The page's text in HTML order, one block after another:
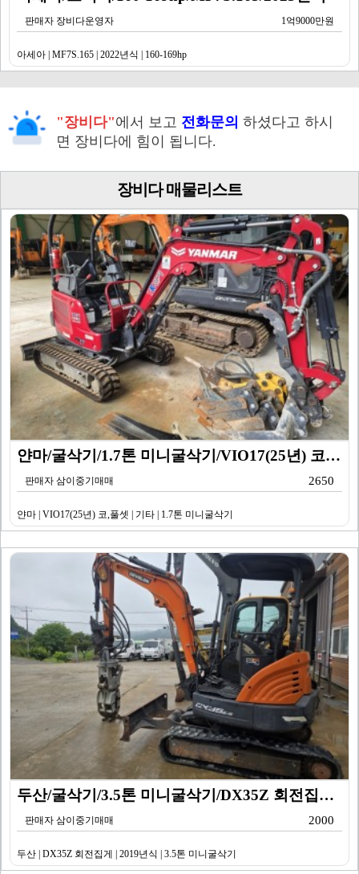
판매자 장비다운영자 1억9000만원
아세아 | MF7S.165 | 2022년식 | 160-169hp
"장비다"에서 보고 전화문의 하셨다고 하시
면 장비다에 힘이 됩니다.
장비다 매물리스트
얀마/굴삭기/1.7톤 미니굴삭기/VIO17(25년) 코…
판매자 삼이중기매매 2650
얀마 | VIO17(25년) 코,풀셋 | 기타 | 1.7톤 미니굴삭기
두산/굴삭기/3.5톤 미니굴삭기/DX35Z 회전집게/2…
판매자 삼이중기매매 2000
두산 | DX35Z 회전집게 | 2019년식 | 3.5톤 미니굴삭기